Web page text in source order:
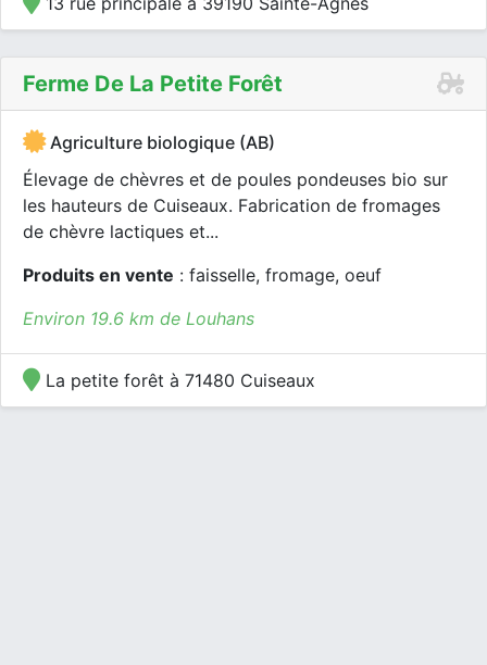
Ferme De La Petite Forêt
Agriculture biologique (AB)
Élevage de chèvres et de poules pondeuses bio sur
les hauteurs de Cuiseaux. Fabrication de fromages
de chèvre lactiques et...
Produits en vente : faisselle, fromage, oeuf
Environ 19.6 km de Louhans
La petite forêt à 71480 Cuiseaux